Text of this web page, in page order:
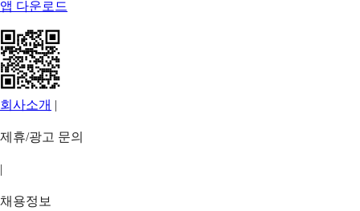
앱 다운로드
회사소개 |
제휴/광고 문의
|
채용정보